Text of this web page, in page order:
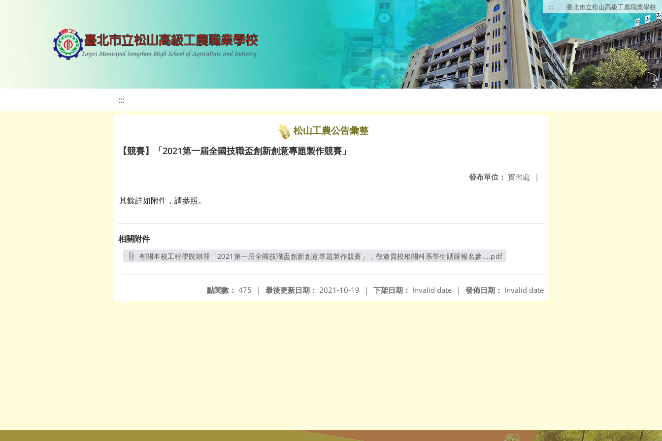
::: 臺北市立松山高級工農職業學校
:::
松山工農公告彙整
【競賽】「2021第一屆全國技職盃創新創意專題製作競賽」
發布單位： 實習處 |
其餘詳如附件，請參照。
相關附件
有關本校工程學院辦理「2021第一屆全國技職盃創新創意專題製作競賽」，敬邀貴校相關科系學生踴躍報名參....pdf
發佈日期： Invalid date
下架日期： Invalid date |
最後更新日期： 2021-10-19 |
點閱數： 475 |